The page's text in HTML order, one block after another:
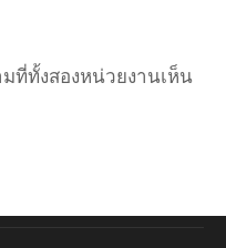
ที่ทั้งสองหน่วยงานเห็น